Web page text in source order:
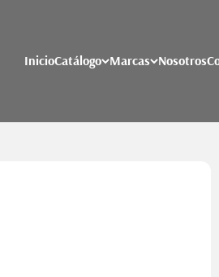
InicioCatálogo Marcas Nosotros